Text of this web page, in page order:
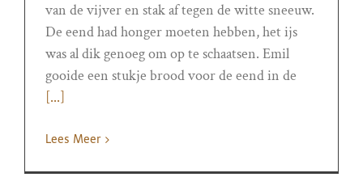
van de vijver en stak af tegen de witte sneeuw.
De eend had honger moeten hebben, het ijs
was al dik genoeg om op te schaatsen. Emil
gooide een stukje brood voor de eend in de
[...]
Lees Meer